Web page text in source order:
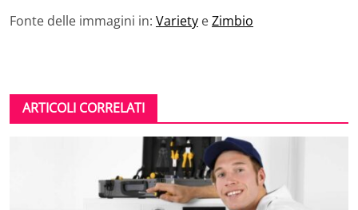
Fonte delle immagini in: Variety eZimbio
ARTICOLI CORRELATI